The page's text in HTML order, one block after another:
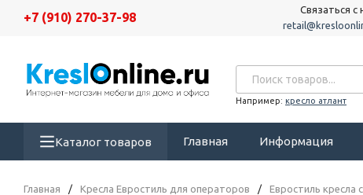
+7 (910) 270-37-98
Связаться с
Например: кресло атлант
Каталог товаров Главная Информация
Главная / Кресла Евростиль для операторов / Евростиль кресла